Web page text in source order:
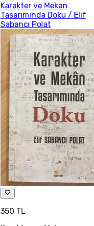
Karakter ve Mekan
Tasarımında Doku / Elif
Sabancı Polat
350 TL